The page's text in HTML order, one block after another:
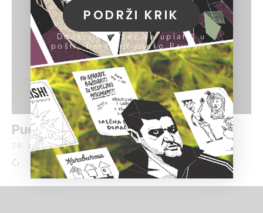
Pucano na vođu rakovičkog klana
29. avgust 2017.
PODRŽI KRIK
Donacije možeš da uplatiš u
pošti, banci ili preko PayPal-a